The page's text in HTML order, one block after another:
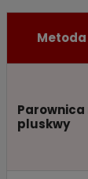
Metoda
Parownica
pluskwy